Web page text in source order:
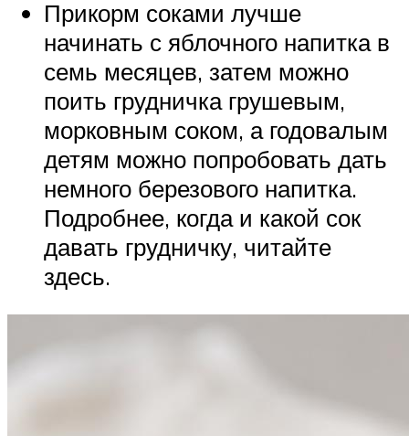
Прикорм соками лучше
начинать с яблочного напитка в
семь месяцев, затем можно
поить грудничка грушевым,
морковным соком, а годовалым
детям можно попробовать дать
немного березового напитка.
Подробнее, когда и какой сок
давать грудничку, читайте
здесь.